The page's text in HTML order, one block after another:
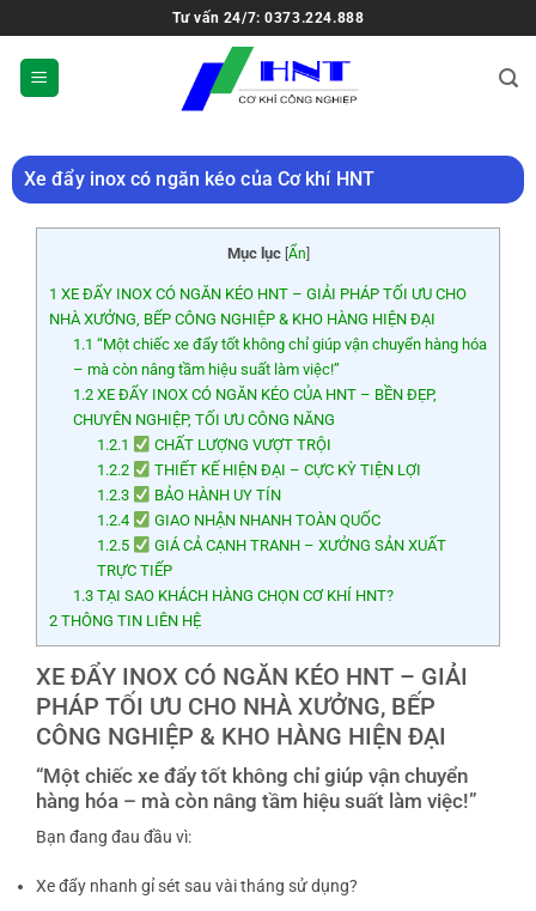
Tư vấn 24/7: 0373.224.888
Xe đẩy inox có ngăn kéo của Cơ khí HNT
Mục lục Ẩn
1 XE ĐẨY INOX CÓ NGĂN KÉO HNT – GIẢI PHÁP TỐI ƯU CHO
NHÀ XƯỞNG, BẾP CÔNG NGHIỆP & KHO HÀNG HIỆN ĐẠI
1.1 “Một chiếc xe đẩy tốt không chỉ giúp vận chuyển hàng hóa
– mà còn nâng tầm hiệu suất làm việc!”
1.2XE ĐẨY INOX CÓ NGĂN KÉO CỦA HNT – BỀN ĐẸP,
CHUYÊN NGHIỆP, TỐI ƯU CÔNG NĂNG
1.2.1
CHẤT LƯỢNG VƯỢT TRỘI
1.2.2
THIẾT KẾ HIỆN ĐẠI – CỰC KỲ TIỆN LỢI
1.2.3
BẢO HÀNH UY TÍN
1.2.4
GIAO NHẬN NHANH TOÀN QUỐC
1.2.5
GIÁ CẢ CẠNH TRANH – XƯỞNG SẢN XUẤT
TRỰC TIẾP
1.3TẠI SAO KHÁCH HÀNG CHỌN CƠ KHÍ HNT?
2 THÔNG TIN LIÊN HỆ
XE ĐẨY INOX CÓ NGĂN KÉO HNT – GIẢI
PHÁP TỐI ƯU CHO NHÀ XƯỞNG, BẾP
CÔNG NGHIỆP & KHO HÀNG HIỆN ĐẠI
“Một chiếc xe đẩy tốt không chỉ giúp vận chuyển
hàng hóa – mà còn nâng tầm hiệu suất làm việc!”
Bạn đang đau đầu vì:
Xe đẩy nhanh gỉ sét sau vài tháng sử dụng?